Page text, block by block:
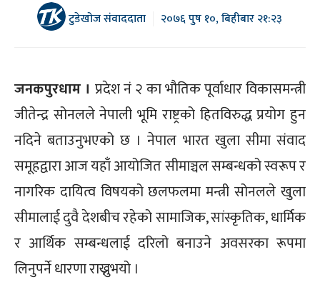
टुडेखोज संवाददाता २०७६ पुष १०, बिहीबार २१:२३
जनकपुरधाम ।प्रदेश नं २ का भौतिक पूर्वाधार विकासमन्त्री
जीतेन्द्र सोनलले नेपाली भूमि राष्ट्रको हितविरुद्ध प्रयोग हुन
नदिने बताउनुभएको छ । नेपाल भारत खुला सीमा संवाद
समूहद्वारा आज यहाँ आयोजित सीमाञ्चल सम्बन्धको स्वरूप र
नागरिक दायित्व विषयको छलफलमा मन्त्री सोनलले खुला
सीमालाई दुवै देशबीच रहेको सामाजिक, सांस्कृतिक, धार्मिक
र आर्थिक सम्बन्धलाई दरिलो बनाउने अवसरका रूपमा
लिनुपर्ने धारणा राख्नुभयो ।